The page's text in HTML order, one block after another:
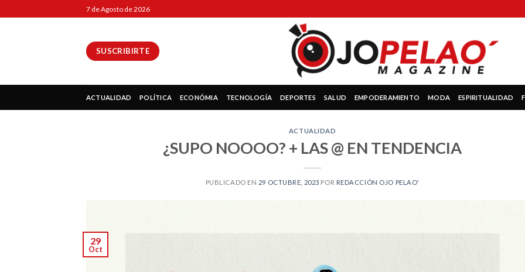
to
7 de Agosto de 2026
SUSCRIBIRTE
ACTUALIDAD POLÍTICA ECONÓMIA TECNOLOGÍA DEPORTES SALUD EMPODERAMIENTO MODA ESPIRITUALIDAD
ACTUALIDAD
¿SUPO NOOOO? + LAS @ EN TENDENCIA
PUBLICADO EN 29 OCTUBRE, 2023 POR REDACCIÓN OJO PELAO'
29
Oct